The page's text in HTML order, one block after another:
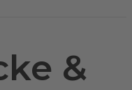
&